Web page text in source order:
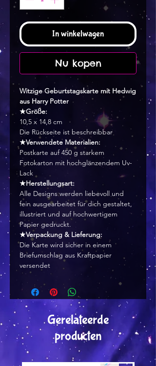
In winkelwagen
Nu kopen
Witzige Geburtstagskarte mit Hedwig
aus Harry Potter
★Größe:
10,5 x 14,8 cm
Die Rückseite ist beschreibbar
★Verwendete Materialien:
Postkarte auf 450 g starkem
Fotokarton mit hochglänzendem Uv-
Lack
★Herstellungsart:
Alle Designs werden liebevoll und
fein ausgearbeitet für dich gestaltet,
illustriert und auf hochwertigem
Papier gedruckt.
★Verpackung & Lieferung:
Die Karte wird sicher in einem
Briefumschlag aus Kraftpapier
versendet
Gerelateerde
producten